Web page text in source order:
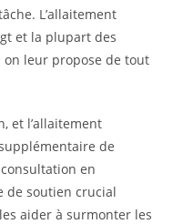
L’allaitement
et la plupart des
on leur propose de tout
et l’allaitement
de
en
de soutien crucial
aider à surmonter les